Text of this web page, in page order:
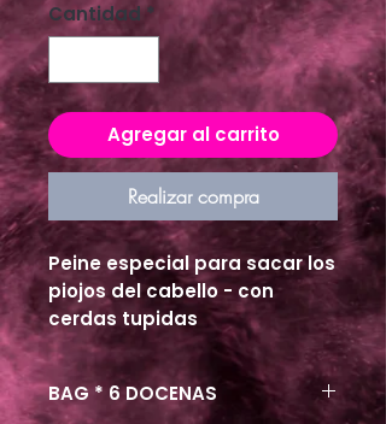
Cantidad *
Agregar al carrito
Realizar compra
Peine especial para sacar los
piojos del cabello - con
cerdas tupidas
BAG * 6 DOCENAS